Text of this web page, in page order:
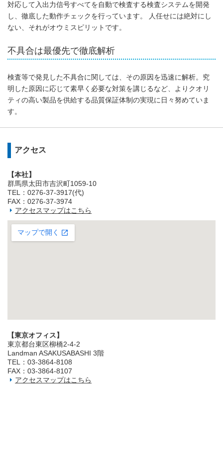
対応して入出力信号すべてを自動で検査する検査システムを開発
し、徹底した動作チェックを行っています。 人任せには絶対にし
ない、それがオウミスピリットです。
不具合は最優先で徹底解析
検査等で発見した不具合に関しては、その原因を迅速に解析。究
明した原因に応じて素早く必要な対策を講じるなど、よりクオリ
ティの高い製品を供給する品質保証体制の実現に日々努めていま
す。
アクセス
【本社】
群馬県太田市吉沢町1059-10
TEL：0276-37-3917(代)
FAX：0276-37-3974
アクセスマップはこちら
【東京オフィス】
東京都台東区柳橋2‐4‐2
Landman ASAKUSABASHI 3階
TEL：03‐3864‐8108
FAX：03‐3864‐8107
アクセスマップはこちら